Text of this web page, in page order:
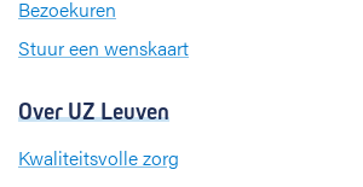
Bezoekuren
Stuur een wenskaart
Over UZ Leuven
Kwaliteitsvolle zorg